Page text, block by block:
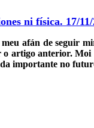
ni física. 17/11/
afán de seguir
o artigo anterior.
importante no